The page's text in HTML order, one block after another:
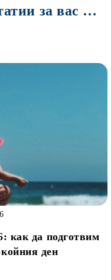
Интересни съвети и статии за вас Мами
как да подготвим
ден